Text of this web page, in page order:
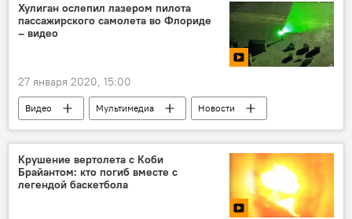
Хулиган ослепил лазером пилота
пассажирского самолета во Флориде
– видео
27 января 2020, 15:00
Видео Мультимедиа Новости
Крушение вертолета с Коби
Брайантом: кто погиб вместе с
легендой баскетбола